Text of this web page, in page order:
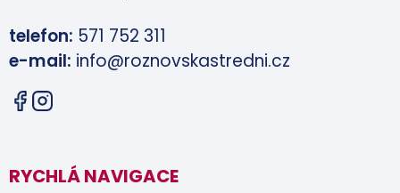
telefon: 571 752 311
e-mail: info@roznovskastredni.cz
RYCHLÁ NAVIGACE